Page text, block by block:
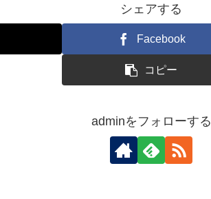
シェアする
Facebook
コピー
adminをフォローする